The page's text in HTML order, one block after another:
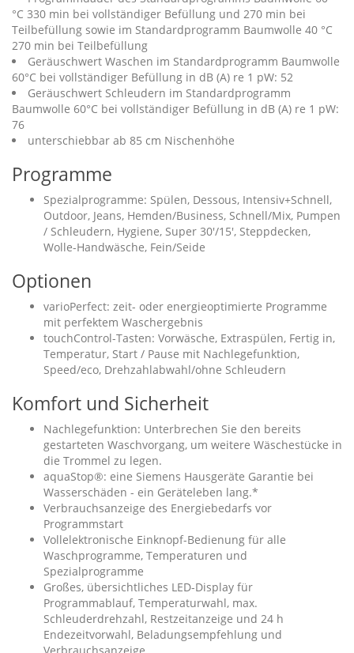
°C 330 min bei vollständiger Befüllung und 270 min bei
Teilbefüllung sowie im Standardprogramm Baumwolle 40 °C
270 min bei Teilbefüllung
Geräuschwert Waschen im Standardprogramm Baumwolle
60°C bei vollständiger Befüllung in dB (A) re 1 pW: 52
Geräuschwert Schleudern im Standardprogramm
Baumwolle 60°C bei vollständiger Befüllung in dB (A) re 1 pW:
76
unterschiebbar ab 85 cm Nischenhöhe
Programme
Spezialprogramme: Spülen, Dessous, Intensiv+Schnell,
Outdoor, Jeans, Hemden/Business, Schnell/Mix, Pumpen
/ Schleudern, Hygiene, Super 30'/15', Steppdecken,
Wolle-Handwäsche, Fein/Seide
Optionen
varioPerfect: zeit- oder energieoptimierte Programme
mit perfektem Waschergebnis
touchControl-Tasten: Vorwäsche, Extraspülen, Fertig in,
Temperatur, Start / Pause mit Nachlegefunktion,
Speed/eco, Drehzahlabwahl/ohne Schleudern
Komfort und Sicherheit
Nachlegefunktion: Unterbrechen Sie den bereits
gestarteten Waschvorgang, um weitere Wäschestücke in
die Trommel zu legen.
aquaStop®: eine Siemens Hausgeräte Garantie bei
Wasserschäden - ein Geräteleben lang.*
Verbrauchsanzeige des Energiebedarfs vor
Programmstart
Vollelektronische Einknopf-Bedienung für alle
Waschprogramme, Temperaturen und
Spezialprogramme
Großes, übersichtliches LED-Display für
Programmablauf, Temperaturwahl, max.
Schleuderdrehzahl, Restzeitanzeige und 24 h
Endezeitvorwahl, Beladungsempfehlung und